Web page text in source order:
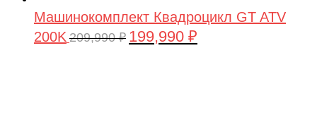
Машинокомплект Квадроцикл GT ATV
200K 209,990₽ Первоначальная
199,990 ₽